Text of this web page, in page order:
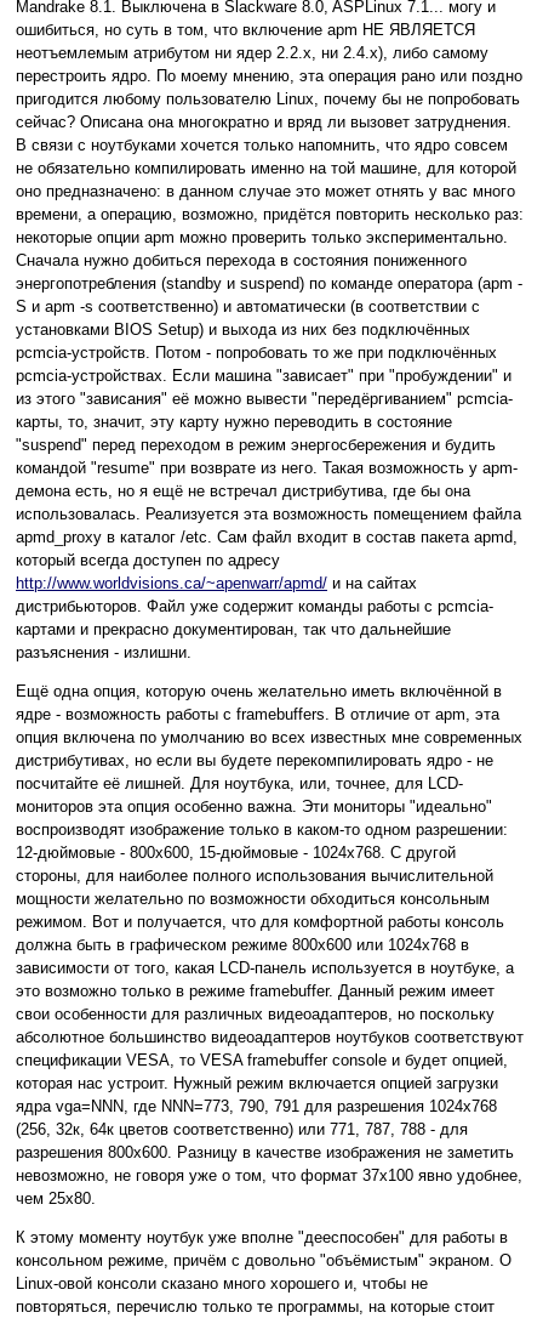
Mandrake 8.1. Выключена в Slackware 8.0, ASPLinux 7.1... могу и
ошибиться, но суть в том, что включение apm НЕ ЯВЛЯЕТСЯ
неотъемлемым атрибутом ни ядер 2.2.х, ни 2.4.х), либо самому
перестроить ядро. По моему мнению, эта операция рано или поздно
пригодится любому пользователю Linux, почему бы не попробовать
сейчас? Описана она многократно и вряд ли вызовет затруднения.
В связи с ноутбуками хочется только напомнить, что ядро совсем
не обязательно компилировать именно на той машине, для которой
оно предназначено: в данном случае это может отнять у вас много
времени, а операцию, возможно, придётся повторить несколько раз:
некоторые опции apm можно проверить только экспериментально.
Сначала нужно добиться перехода в состояния пониженного
энергопотребления (standby и suspend) по команде оператора (apm -
S и apm -s соответственно) и автоматически (в соответствии с
установками BIOS Setup) и выхода из них без подключённых
pcmcia-устройств. Потом - попробовать то же при подключённых
pcmcia-устройствах. Если машина "зависает" при "пробуждении" и
из этого "зависания" её можно вывести "передёргиванием" pcmcia-
карты, то, значит, эту карту нужно переводить в состояние
"suspend" перед переходом в режим энергосбережения и будить
командой "resume" при возврате из него. Такая возможность у apm-
демона есть, но я ещё не встречал дистрибутива, где бы она
использовалась. Реализуется эта возможность помещением файла
apmd_proxy в каталог /etc. Сам файл входит в состав пакета apmd,
который всегда доступен по адресу
http://www.worldvisions.ca/~apenwarr/apmd/ и на сайтах
дистрибьюторов. Файл уже содержит команды работы с pcmcia-
картами и прекрасно документирован, так что дальнейшие
разъяснения - излишни.
Ещё одна опция, которую очень желательно иметь включённой в
ядре - возможность работы с framebuffers. В отличие от apm, эта
опция включена по умолчанию во всех известных мне современных
дистрибутивах, но если вы будете перекомпилировать ядро - не
посчитайте её лишней. Для ноутбука, или, точнее, для LCD-
мониторов эта опция особенно важна. Эти мониторы "идеально"
воспроизводят изображение только в каком-то одном разрешении:
12-дюймовые - 800х600, 15-дюймовые - 1024х768. С другой
стороны, для наиболее полного использования вычислительной
мощности желательно по возможности обходиться консольным
режимом. Вот и получается, что для комфортной работы консоль
должна быть в графическом режиме 800х600 или 1024х768 в
зависимости от того, какая LCD-панель используется в ноутбуке, а
это возможно только в режиме framebuffer. Данный режим имеет
свои особенности для различных видеоадаптеров, но поскольку
абсолютное большинство видеоадаптеров ноутбуков соответствуют
спецификации VESA, то VESA framebuffer console и будет опцией,
которая нас устроит. Нужный режим включается опцией загрузки
ядра vga=NNN, где NNN=773, 790, 791 для разрешения 1024х768
(256, 32к, 64к цветов соответственно) или 771, 787, 788 - для
разрешения 800х600. Разницу в качестве изображения не заметить
невозможно, не говоря уже о том, что формат 37х100 явно удобнее,
чем 25х80.
К этому моменту ноутбук уже вполне "дееспособен" для работы в
консольном режиме, причём с довольно "объёмистым" экраном. О
Linux-овой консоли сказано много хорошего и, чтобы не
повторяться, перечислю только те программы, на которые стоит